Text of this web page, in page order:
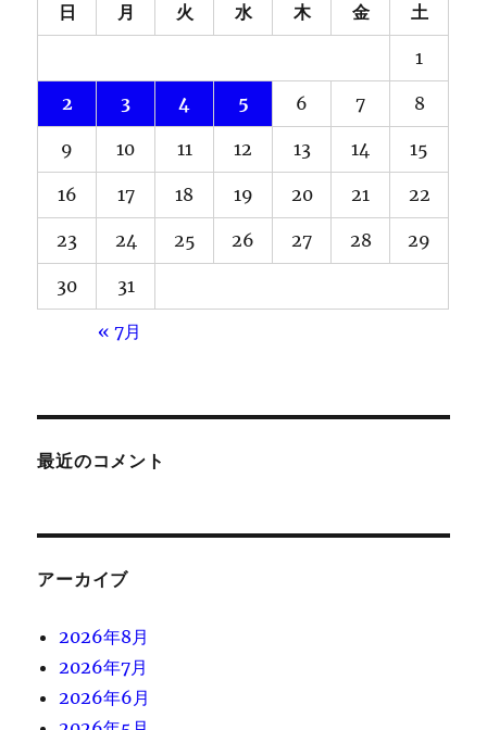
日 月 火 水 木 金 土
1
2 3 4 5 6 7 8
9 10 11 12 13 14 15
16 17 18 19 20 21 22
23 24 25 26 27 28 29
30 31
« 7月
最近のコメント
アーカイブ
2026年8月
2026年7月
2026年6月